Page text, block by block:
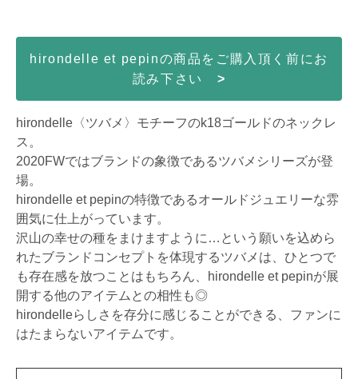
hirondelle et pepinの商品をご購入頂く前にお
読み下さい >
hirondelle〈ツバメ〉モチーフのk18ゴールドのネックレ
ス。
2020FWではブランドの象徴であるツバメシリーズが登
場。
hirondelle et pepinの特徴であるオールドジュエリーな雰
囲気に仕上がっています。
沢山の幸せの種をまけますように…という願いを込めら
れたブランドコンセプトを体現するツバメは、ひとつで
も存在感を放つことはもちろん、hirondelle et pepinが展
開する他のアイテムとの相性も◎
hirondelleらしさを存分に感じることができる、ファンに
はたまらないアイテムです。